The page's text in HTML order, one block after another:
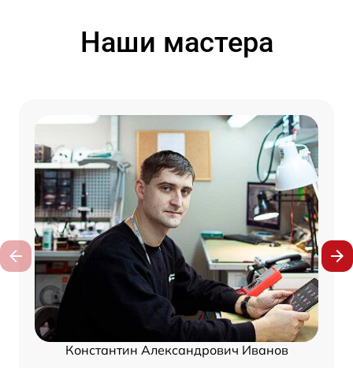
Наши мастера
Константин Александрович Иванов